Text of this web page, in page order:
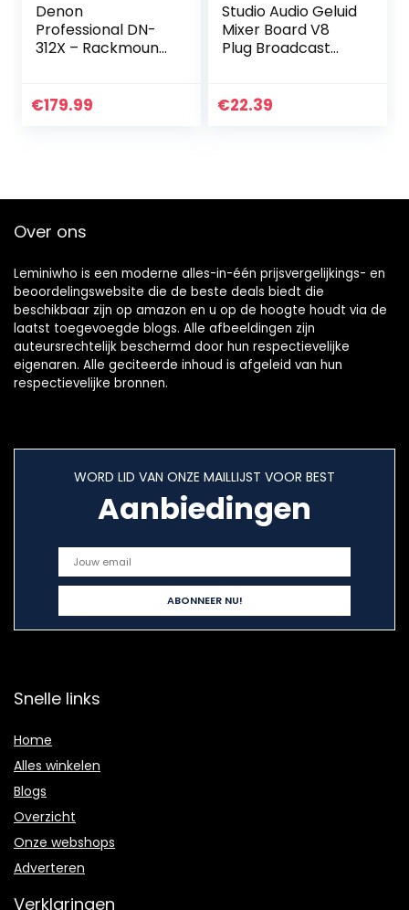
Denon
Professional DN-
312X – Rackmount
prioriteit inclusief 6
€179.99
Studio Audio Geluid
Mixer Board V8
Plug Broadcast
Telefoon
€22.39
Over ons
Leminiwho is een moderne alles-in-één prijsvergelijkings- en
beoordelingswebsite die de beste deals biedt die
beschikbaar zijn op amazon en u op de hoogte houdt via de
laatst toegevoegde blogs. Alle afbeeldingen zijn
auteursrechtelijk beschermd door hun respectievelijke
eigenaren. Alle geciteerde inhoud is afgeleid van hun
respectievelijke bronnen.
WORD LID VAN ONZE MAILLIJST VOOR BEST
Aanbiedingen
Snelle links
Home
Alles winkelen
Blogs
Overzicht
Onze webshops
Adverteren
Verklaringen